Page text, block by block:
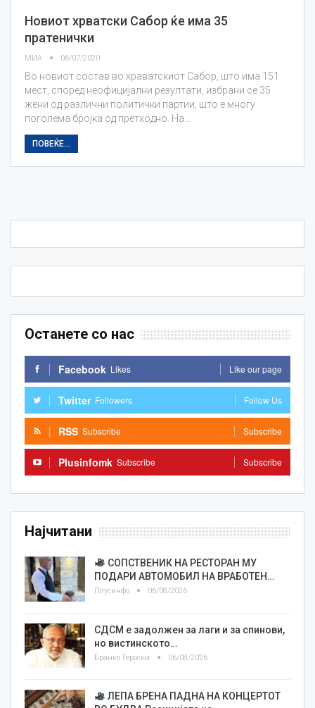
Новиот хрватски Сабор ќе има 35
пратенички
МИА 06/07/2020
Во новиот состав во храватскиот Сабор, што има 151
мест, според неофицијални резултати, избрани се 35
жени од различни политички партии, што е многу
поголема бројка од претходно. На…
ПОВЕЌЕ...
Останете со нас
Facebook Likes Like our page
Twitter Followers Follow Us
RSS Subscribe Subscribe
Plusinfomk Subscribe Subscribe
Најчитани
СОПСТВЕНИК НА РЕСТОРАН МУ
ПОДАРИ АВТОМОБИЛ НА ВРАБОТЕН…
Плусинфо 06/08/2026
СДСМ е задолжен за лаги и за спинови,
но вистинското…
Бранко Героски 06/08/2026
ЛЕПА БРЕНА ПАДНА НА КОНЦЕРТОТ